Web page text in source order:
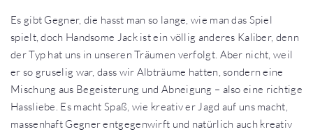
Es gibt Gegner, die hasst man so lange, wie man das Spiel
spielt, doch Handsome Jack ist ein völlig anderes Kaliber, denn
der Typ hat uns in unseren Träumen verfolgt. Aber nicht, weil
er so gruselig war, dass wir Albträume hatten, sondern eine
Mischung aus Begeisterung und Abneigung – also eine richtige
Hassliebe. Es macht Spaß, wie kreativ er Jagd auf uns macht,
massenhaft Gegner entgegenwirft und natürlich auch kreativ